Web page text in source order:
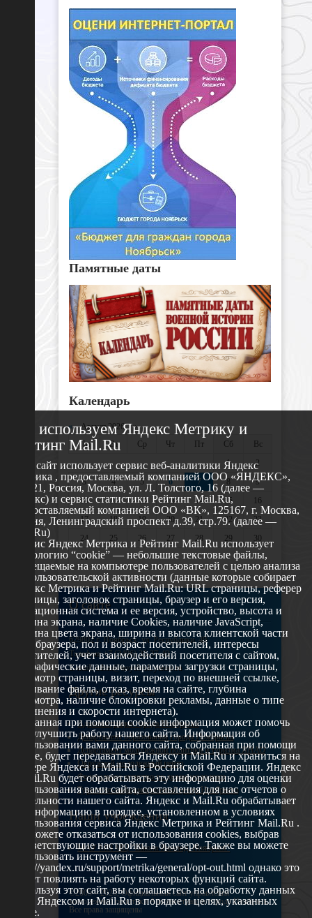
Памятные даты
Календарь
«Август 2026 »
Пн
Вт Ср Чт Пт Сб
Вс
1
2
3
4 5 6 7 8
9
10
11 12 13 14 15
16
17
18 19 20 21 22
23
24
25 26 27 28 29
30
31
О сайте
629802 г. Ноябрьск, ул. Республики, 49
Телефон: +7 (3496) 35-37-49
E-mail: udsm@noyabrsk.yanao.ru
Другие ресурсы
Администрация города Ноябрьска
Департамент образования города Ноябрьска
Департамент молодежной политики и туризма ЯНАО
Окружной молодежный центр
Федеральное агенство по делам молодежи
Туристско-информационный центр Ноябрьска
Наши учреждения
МАУ МП МЦ "Школа Ямолод. Ноябрьск"
©2005 – 2026, Официальный сайт управления
молодежной политики Администрации города Ноябрьск
Все права защищены
Мы используем Яндекс Метрику и
Рейтинг Mail.Ru
Этот сайт использует сервис веб-аналитики Яндекс
Метрика , предоставляемый компанией ООО «ЯНДЕКС»,
119021, Россия, Москва, ул. Л. Толстого, 16 (далее —
Яндекс) и сервис статистики Рейтинг Mail.Ru,
предоставляемый компанией ООО «ВК», 125167, г. Москва,
Россия, Ленинградский проспект д.39, стр.79. (далее —
Mail.Ru)
Сервис Яндекс Метрика и Рейтинг Mail.Ru использует
технологию “cookie” — небольшие текстовые файлы,
размещаемые на компьютере пользователей с целью анализа
их пользовательской активности (данные которые собирает
Яндекс Метрика и Рейтинг Mail.Ru: URL страницы, реферер
страницы, заголовок страницы, браузер и его версия,
операционная система и ее версия, устройство, высота и
ширина экрана, наличие Cookies, наличие JavaScript,
глубина цвета экрана, ширина и высота клиентской части
окна браузера, пол и возраст посетителей, интересы
посетителей, учет взаимодействий посетителя с сайтом,
географические данные, параметры загрузки страницы,
просмотр страницы, визит, переход по внешней ссылке,
cкачивание файла, отказ, время на сайте, глубина
просмотра, наличие блокировки рекламы, данные о типе
соединения и скорости интернета).
Собранная при помощи cookie информация может помочь
нам улучшить работу нашего сайта. Информация об
использовании вами данного сайта, собранная при помощи
cookie, будет передаваться Яндексу и Mail.Ru и храниться на
сервере Яндекса и Mail.Ru в Российской Федерации. Яндекс
и Mail.Ru будет обрабатывать эту информацию для оценки
использования вами сайта, составления для нас отчетов о
деятельности нашего сайта. Яндекс и Mail.Ru обрабатывает
эту информацию в порядке, установленном в условиях
использования сервиса Яндекс Метрика и Рейтинг Mail.Ru .
Вы можете отказаться от использования cookies, выбрав
соответствующие настройки в браузере. Также вы можете
использовать инструмент —
https://yandex.ru/support/metrika/general/opt-out.html однако это
может повлиять на работу некоторых функций сайта.
Используя этот сайт, вы соглашаетесь на обработку данных
о вас Яндексом и Mail.Ru в порядке и целях, указанных
выше.